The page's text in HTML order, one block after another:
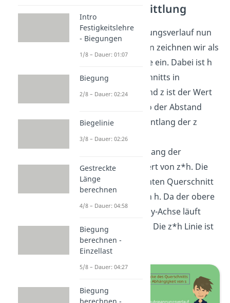
Graphische Ermittlung
Um den Schubspannungsverlauf nun
graphisch zu ermitteln zeichnen wir als
erstes die z*h (s) Linie ein. Dabei ist h
die Dicke des Querschnitts in
Abhängigkeit von s und z ist der Wert
der z-Koordinate, also der Abstand
zum Schwerpunkt S entlang der z
Achse.
Nun skizieren wir entlang der
Laufvariable s den Wert von z*h. Die
Dicke bleibt im gesamten Querschnitt
gleich und somit auch h. Da der obere
Abschnitt parallel zur y-Achse läuft
bleibt z hier konstant. Die z*h Linie ist
hier also gerade.
Intro
Festigkeitslehre
- Biegungen
1/8 – Dauer: 01:07
Biegung
2/8 – Dauer: 02:24
Biegelinie
3/8 – Dauer: 02:26
Gestreckte
Länge
berechnen
4/8 – Dauer: 04:58
Biegung
berechnen -
Einzellast
5/8 – Dauer: 04:27
Biegung
berechnen -